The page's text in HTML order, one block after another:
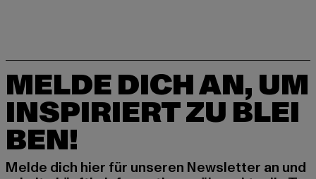
MELDE DICH AN, UM
INSPIRIERT ZU BLEI
BEN!
Melde dich hier für unseren Newsletter an und